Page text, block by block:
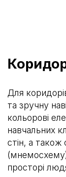
Для
та зручну
кольорові
навчальних
стін, а
просторі